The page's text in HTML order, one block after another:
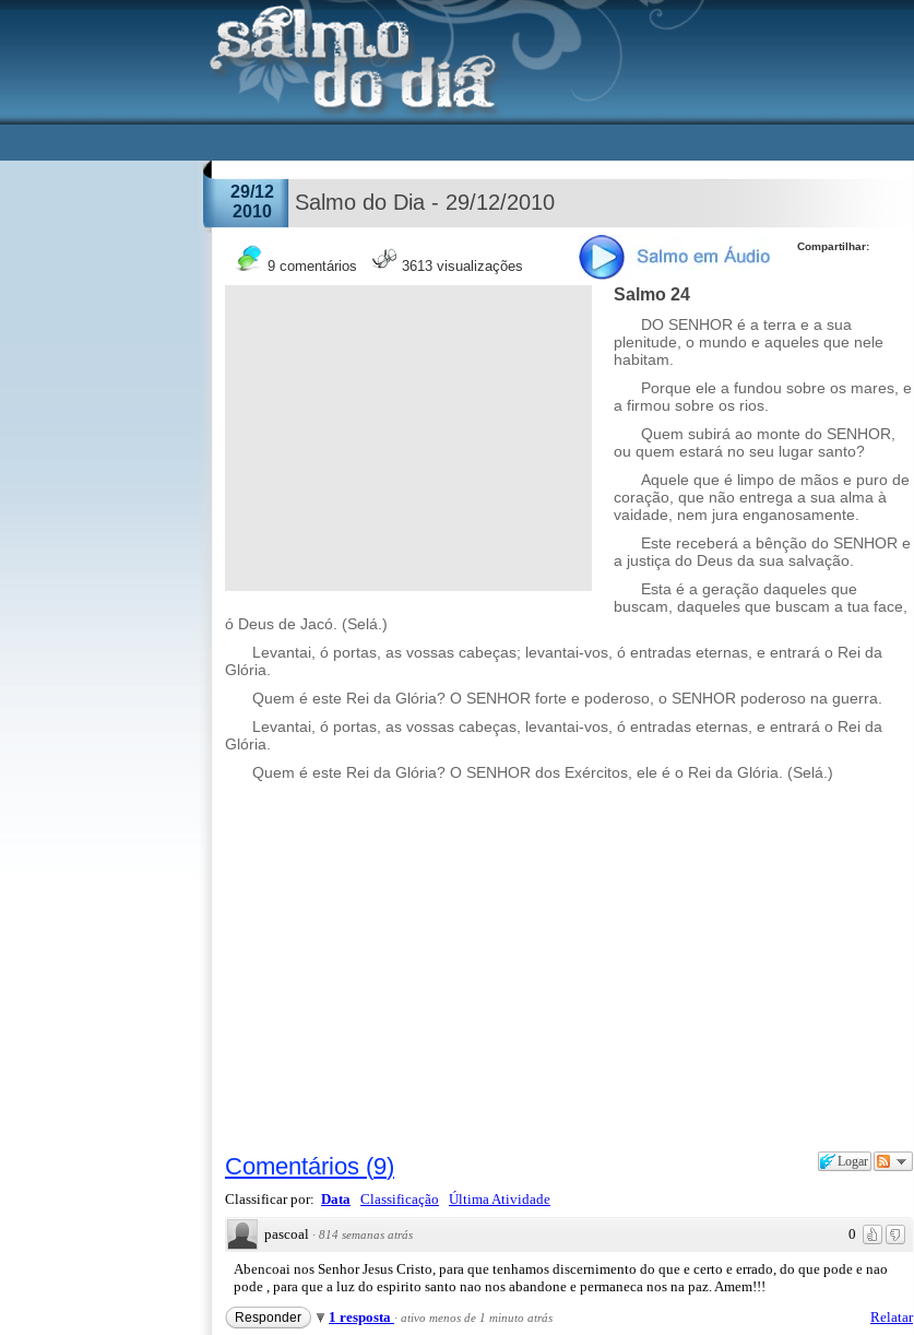
29/12
2010
Salmo do Dia - 29/12/2010
9 comentários 3613 visualizações
Compartilhar:
Salmo 24
DO SENHOR é a terra e a sua
plenitude, o mundo e aqueles que nele
habitam.
Porque ele a fundou sobre os mares, e
a firmou sobre os rios.
Quem subirá ao monte do SENHOR,
ou quem estará no seu lugar santo?
Aquele que é limpo de mãos e puro de
coração, que não entrega a sua alma à
vaidade, nem jura enganosamente.
Este receberá a bênção do SENHOR e
a justiça do Deus da sua salvação.
Esta é a geração daqueles que
buscam, daqueles que buscam a tua face,
ó Deus de Jacó. (Selá.)
Levantai, ó portas, as vossas cabeças; levantai-vos, ó entradas eternas, e entrará o Rei da
Glória.
Quem é este Rei da Glória? O SENHOR forte e poderoso, o SENHOR poderoso na guerra.
Levantai, ó portas, as vossas cabeças, levantai-vos, ó entradas eternas, e entrará o Rei da
Glória.
Quem é este Rei da Glória? O SENHOR dos Exércitos, ele é o Rei da Glória. (Selá.)
Logar
Comentários (9)
Classificar por: Data Classificação Última Atividade
0
pascoal · 814 semanas atrás
Abencoai nos Senhor Jesus Cristo, para que tenhamos discernimento do que e certo e errado, do que pode e nao
pode , para que a luz do espirito santo nao nos abandone e permaneca nos na paz. Amem!!!
Relatar
Responder 1 resposta · ativo menos de 1 minuto atrás